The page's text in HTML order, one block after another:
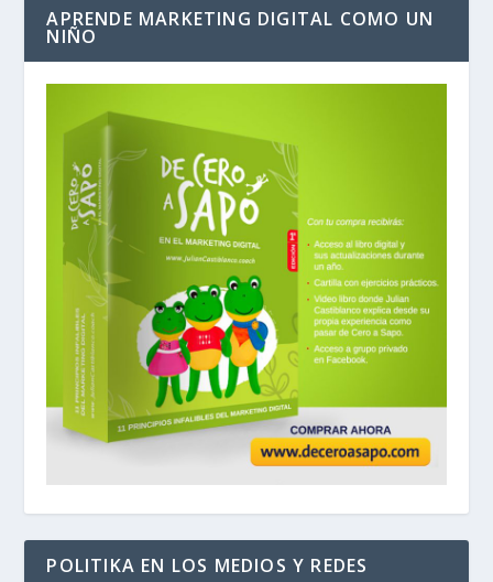
APRENDE MARKETING DIGITAL COMO UN
NIÑO
POLITIKA EN LOS MEDIOS Y REDES